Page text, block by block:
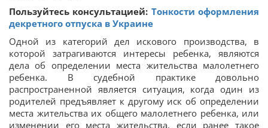
Пользуйтесь консультацией: Тонкости оформления
декретного отпуска в Украине
Одной из категорий дел искового производства, в
которой затрагиваются интересы ребенка, являются
дела об определении места жительства малолетнего
ребенка. В судебной практике довольно
распространенной является ситуация, когда один из
родителей предъявляет к другому иск об определении
места жительства их общего малолетнего ребенка, или
изменении его места жительства, если ранее такое